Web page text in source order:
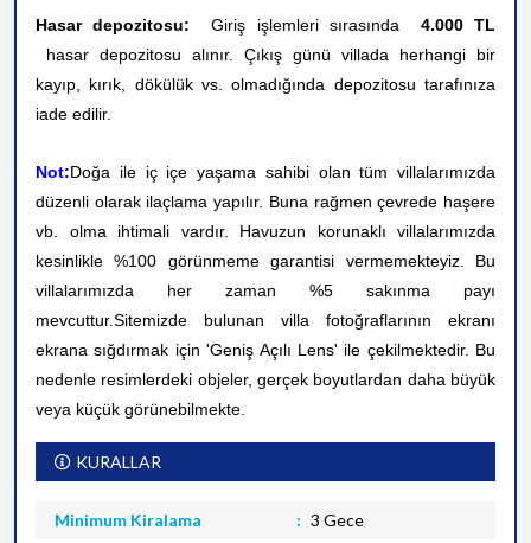
Hasar depozitosu: Giriş işlemleri sırasında
4.000 TL
hasar depozitosu alınır. Çıkış günü villada herhangi bir
kayıp, kırık, dökülük vs. olmadığında depozitosu tarafınıza
iade edilir.
Not:Doğa ile iç içe yaşama sahibi olan tüm villalarımızda
düzenli olarak ilaçlama yapılır. Buna rağmen çevrede haşere
vb. olma ihtimali vardır. Havuzun korunaklı villalarımızda
kesinlikle %100 görünmeme garantisi vermemekteyiz. Bu
villalarımızda her zaman %5 sakınma payı
mevcuttur.Sitemizde bulunan villa fotoğraflarının ekranı
ekrana sığdırmak için 'Geniş Açılı Lens' ile çekilmektedir. Bu
nedenle resimlerdeki objeler, gerçek boyutlardan daha büyük
veya küçük görünebilmekte.
KURALLAR
Minimum Kiralama 3 Gece